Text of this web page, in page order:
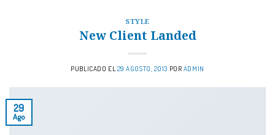
STYLE
New Client Landed
PUBLICADO EL 29 AGOSTO, 2013 POR ADMIN
29
Ago